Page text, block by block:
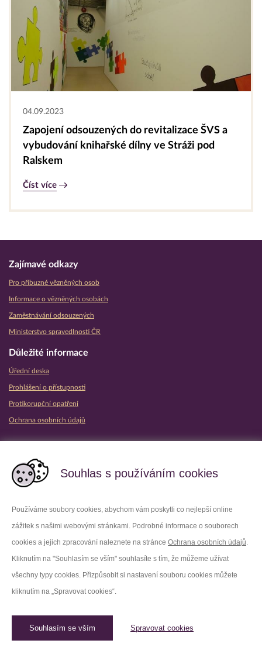
Souhlas s používáním cookies
Používáme soubory cookies, abychom vám poskytli co nejlepší online
zážitek s našimi webovými stránkami. Podrobné informace o souborech
cookies a jejich zpracování naleznete na stránce Ochrana osobních údajů.
Kliknutím na "Souhlasím se vším" souhlasíte s tím, že můžeme užívat
všechny typy cookies. Přizpůsobit si nastavení souboru cookies můžete
kliknutím na „Spravovat cookies“.
Souhlasím se vším Spravovat cookies
04.09.2023
Zapojení odsouzených do revitalizace ŠVS a
vybudování knihařské dílny ve Stráži pod
Ralskem
Číst více
Zajímavé odkazy
Pro příbuzné vězněných osob
Informace o vězněných osobách
Zaměstnávání odsouzených
Ministerstvo spravedlnosti ČR
Důležité informace
Úřední deska
Prohlášení o přístupnosti
Protikorupční opatření
Ochrana osobních údajů
Facebook Youtube
LinkedIn